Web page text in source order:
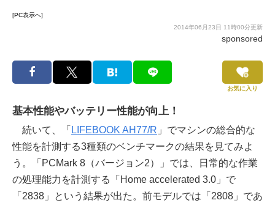
[PC表示へ]
2014年06月23日 11時00分更新
sponsored
お気に入り
基本性能やバッテリー性能が向上！
続いて、「 LIFEBOOK AH77/R 」でマシンの総合的な
性能を計測する3種類のベンチマークの結果を見てみよ
う。「PCMark 8（バージョン2）」では、日常的な作業
の処理能力を計測する「Home accelerated 3.0」で
「2838」という結果が出た。前モデルでは「2808」であ